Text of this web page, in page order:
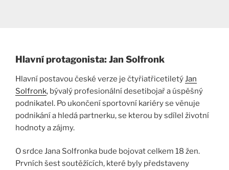
Hlavní protagonista: Jan Solfronk
Hlavní postavou české verze je čtyřiatřicetiletýJan
Solfronk, bývalý profesionální desetibojař a úspěšný
podnikatel. Po ukončení sportovní kariéry se věnuje
podnikání a hledá partnerku, se kterou by sdílel životní
hodnoty a zájmy.
O srdce Jana Solfronka bude bojovat celkem 18 žen.
Prvních šest soutěžících, které byly představeny